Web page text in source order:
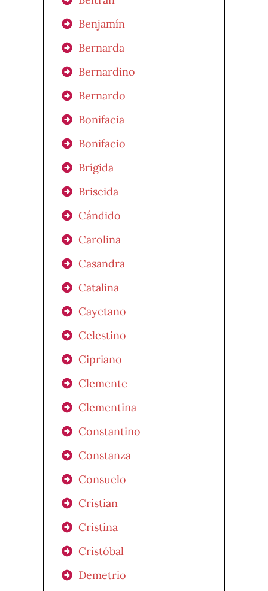
Benjamín
Bernarda
Bernardino
Bernardo
Bonifacia
Bonifacio
Brígida
Briseida
Cándido
Carolina
Casandra
Catalina
Cayetano
Celestino
Cipriano
Clemente
Clementina
Constantino
Constanza
Consuelo
Cristian
Cristina
Cristóbal
Demetrio